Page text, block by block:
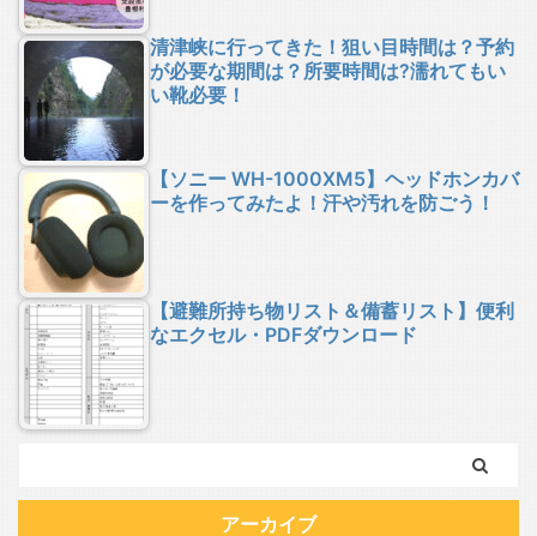
清津峡に行ってきた！狙い目時間は？予約
が必要な期間は？所要時間は?濡れてもい
い靴必要！
【ソニー WH-1000XM5】ヘッドホンカバ
ーを作ってみたよ！汗や汚れを防ごう！
【避難所持ち物リスト＆備蓄リスト】便利
なエクセル・PDFダウンロード
アーカイブ